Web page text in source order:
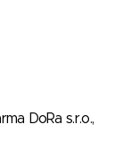
DoRa s.r.o.,